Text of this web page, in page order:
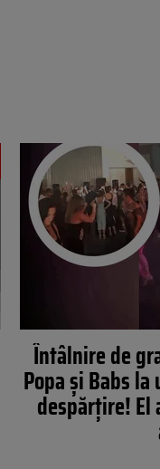
Întâlnire de
Popa și Babs
despărţire! El